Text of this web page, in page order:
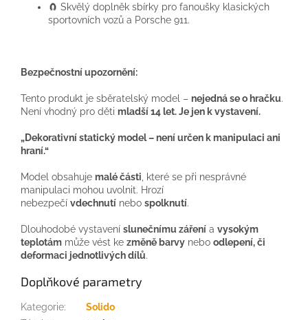
🧲 Skvělý doplněk sbírky pro fanoušky klasických
sportovních vozů a Porsche 911.
Bezpečnostní upozornění:
Tento produkt je sběratelský model – nejedná se o hračku.
Není vhodný pro děti mladší 14 let.Je jen k vystavení.
„Dekorativní statický model – není určen k manipulaci ani
hraní.“
Model obsahuje malé části , které se při nesprávné
manipulaci mohou uvolnit. Hrozí
nebezpečí vdechnutí nebo spolknutí.
Dlouhodobé vystavení slunečnímu záření a vysokým
teplotám může vést ke změně barvy nebo odlepení, či
deformaci jednotlivých dílů.
Doplňkové parametry
Kategorie:
Solido